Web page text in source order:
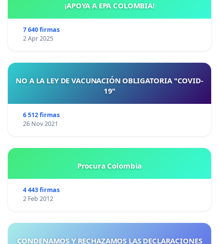
¡APOYA A EPA COLOMBIA!
7 640 firmas
2 Apr 2025
NO A LA LEY DE VACUNACIÓN OBLIGATORIA "COVID-
19"
6 512 firmas
26 Nov 2021
Procura Colombia
4 443 firmas
2 Feb 2012
CONDENAMOS Y RECHAZAMOS LAS DECLARACIONES